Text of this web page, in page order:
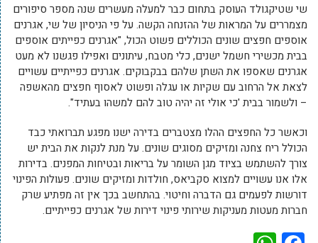
שי שטיקגולד העוסק בתחום כבר למעלה מעשרים שנה מספר סיפורים
מצמררים על המראות של ההזנחה הקשה. על פי הניסיון של שי, אגרנים
אוספים חפצים שונים הכוללים פשוט הכול, "אגרנים כפייתים אוספים
בבית מכשירי חשמל ישנים, כלי מטבח, עיתונים ואפילו פגשנו לא מעט
אגרנים שאספו את השתן שלהם בבקבוקים. אגרנים כפייתיים עשויים
לצאת אל הרחוב עם שקיות או עגלה ופשוט לאסוף חפצים מהאשפה
– ולשמור בבית 'כי אולי זה יהיה טוב להם למשהו בעתיד".
וכאשר כל החפצים ההלו מצטברים בדירה ישנו מפגע תברואתי כבד
הכולל ריח צחנה ומזיקים מסוגים שונים. על מנת לנקות את הבית יש
צורך להשתמש בציוד מגן השומר על בריאות ובטיחות המפנים. בדירות
אלו אנו עשויים למצוא סקביאס, חולדות ומזיקים שונים. פעולות הפינוי
דורשות לפעמים גם הדברה וחיטוי. בהתחשב בכך אין זה מפתיע שרק
חברות מעטות מעניקות שירותי פינוי דירות של אגרנים כפייתיים.